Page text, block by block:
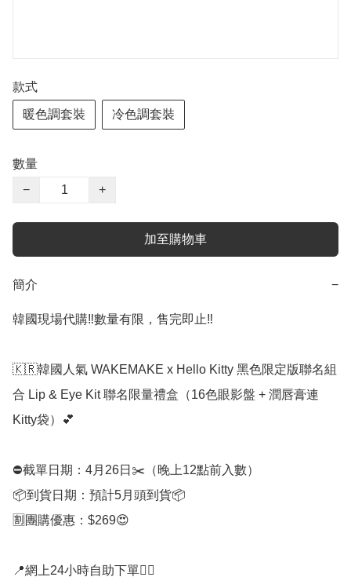
款式
暖色調套裝 冷色調套裝
數量
−
+
加至購物車
簡介 −
韓國現場代購‼️數量有限，售完即止‼️
🇰🇷韓國人氣 WAKEMAKE x Hello Kitty 黑色限定版聯名組
合 Lip & Eye Kit 聯名限量禮盒（16色眼影盤 + 潤唇膏連
Kitty袋）💕
⛔️截單日期：4月26日✂️（晚上12點前入數）
📦到貨日期：預計5月頭到貨📦
🈹團購優惠：$269😍
📍網上24小時自助下單👍🏻